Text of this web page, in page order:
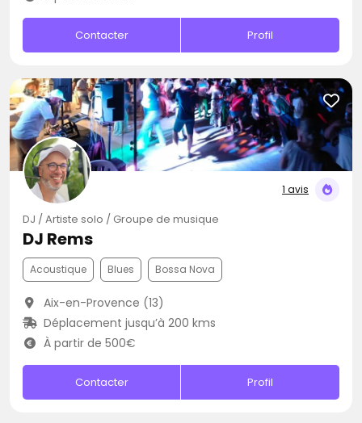
Contacter Profil
1 avis
DJ / Artiste solo / Groupe de musique
DJ Rems
Acoustique Blues Bossa Nova
Aix-en-Provence (13)
Déplacement jusqu’à 200 kms
À partir de 500€
Contacter Profil